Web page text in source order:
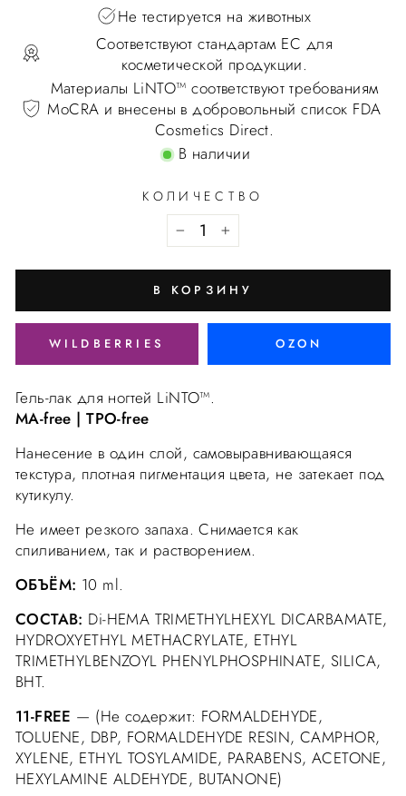
Не тестируется на животных
Соответствуют стандартам ЕС для
косметической продукции.
Материалы LiNTO™ соответствуют требованиям
MoCRA и внесены в добровольный список FDA
Cosmetics Direct.
В наличии
КОЛИЧЕСТВО
В КОРЗИНУ
WILDBERRIES OZON
Гель-лак для ногтей LiNTO™.
MA-free | TPO-free
Нанесение в один слой, самовыравнивающаяся
текстура, плотная пигментация цвета, не затекает под
кутикулу.
Не имеет резкого запаха. Снимается как
спиливанием, так и растворением.
ОБЪЁМ: 10 ml.
СОСТАВ: Di-HEMA TRIMETHYLHEXYL DICARBAMATE,
HYDROXYETHYL METHACRYLATE, ETHYL
TRIMETHYLBENZOYL PHENYLPHOSPHINATE, SILICA,
BHT.
11-FREE — (Не содержит: FORMALDEHYDE,
TOLUENE, DBP, FORMALDEHYDE RESIN, CAMPHOR,
XYLENE, ETHYL TOSYLAMIDE, PARABENS, ACETONE,
HEXYLAMINE ALDEHYDE, BUTANONE)